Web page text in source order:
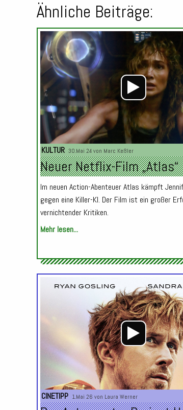
Ähnliche Beiträge:
KULTUR 30.Mai 24 von Marc Keßler
Neuer Netflix-Film „Atlas“
Im neuen Action-Abenteuer Atlas kämpft
gegen eine Killer-KI. Der Film ist ein großer
vernichtender Kritiken.
Mehr lesen...
CINETIPP 1.Mai 26 von Laura Werner